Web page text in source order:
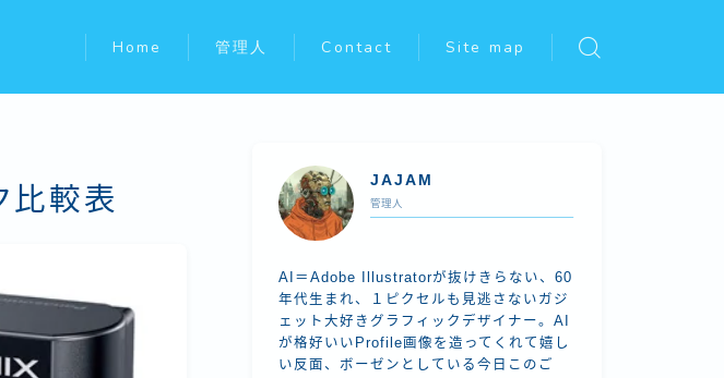
Home 管理人 Contact Site map
比較表
JAJAM
管理人
AI＝Adobe Illustratorが抜けきらない、60
年代生まれ、１ピクセルも見逃さないガジ
ェット大好きグラフィックデザイナー。AI
が格好いいProfile画像を造ってくれて嬉し
い反面、ボーゼンとしている今日このご